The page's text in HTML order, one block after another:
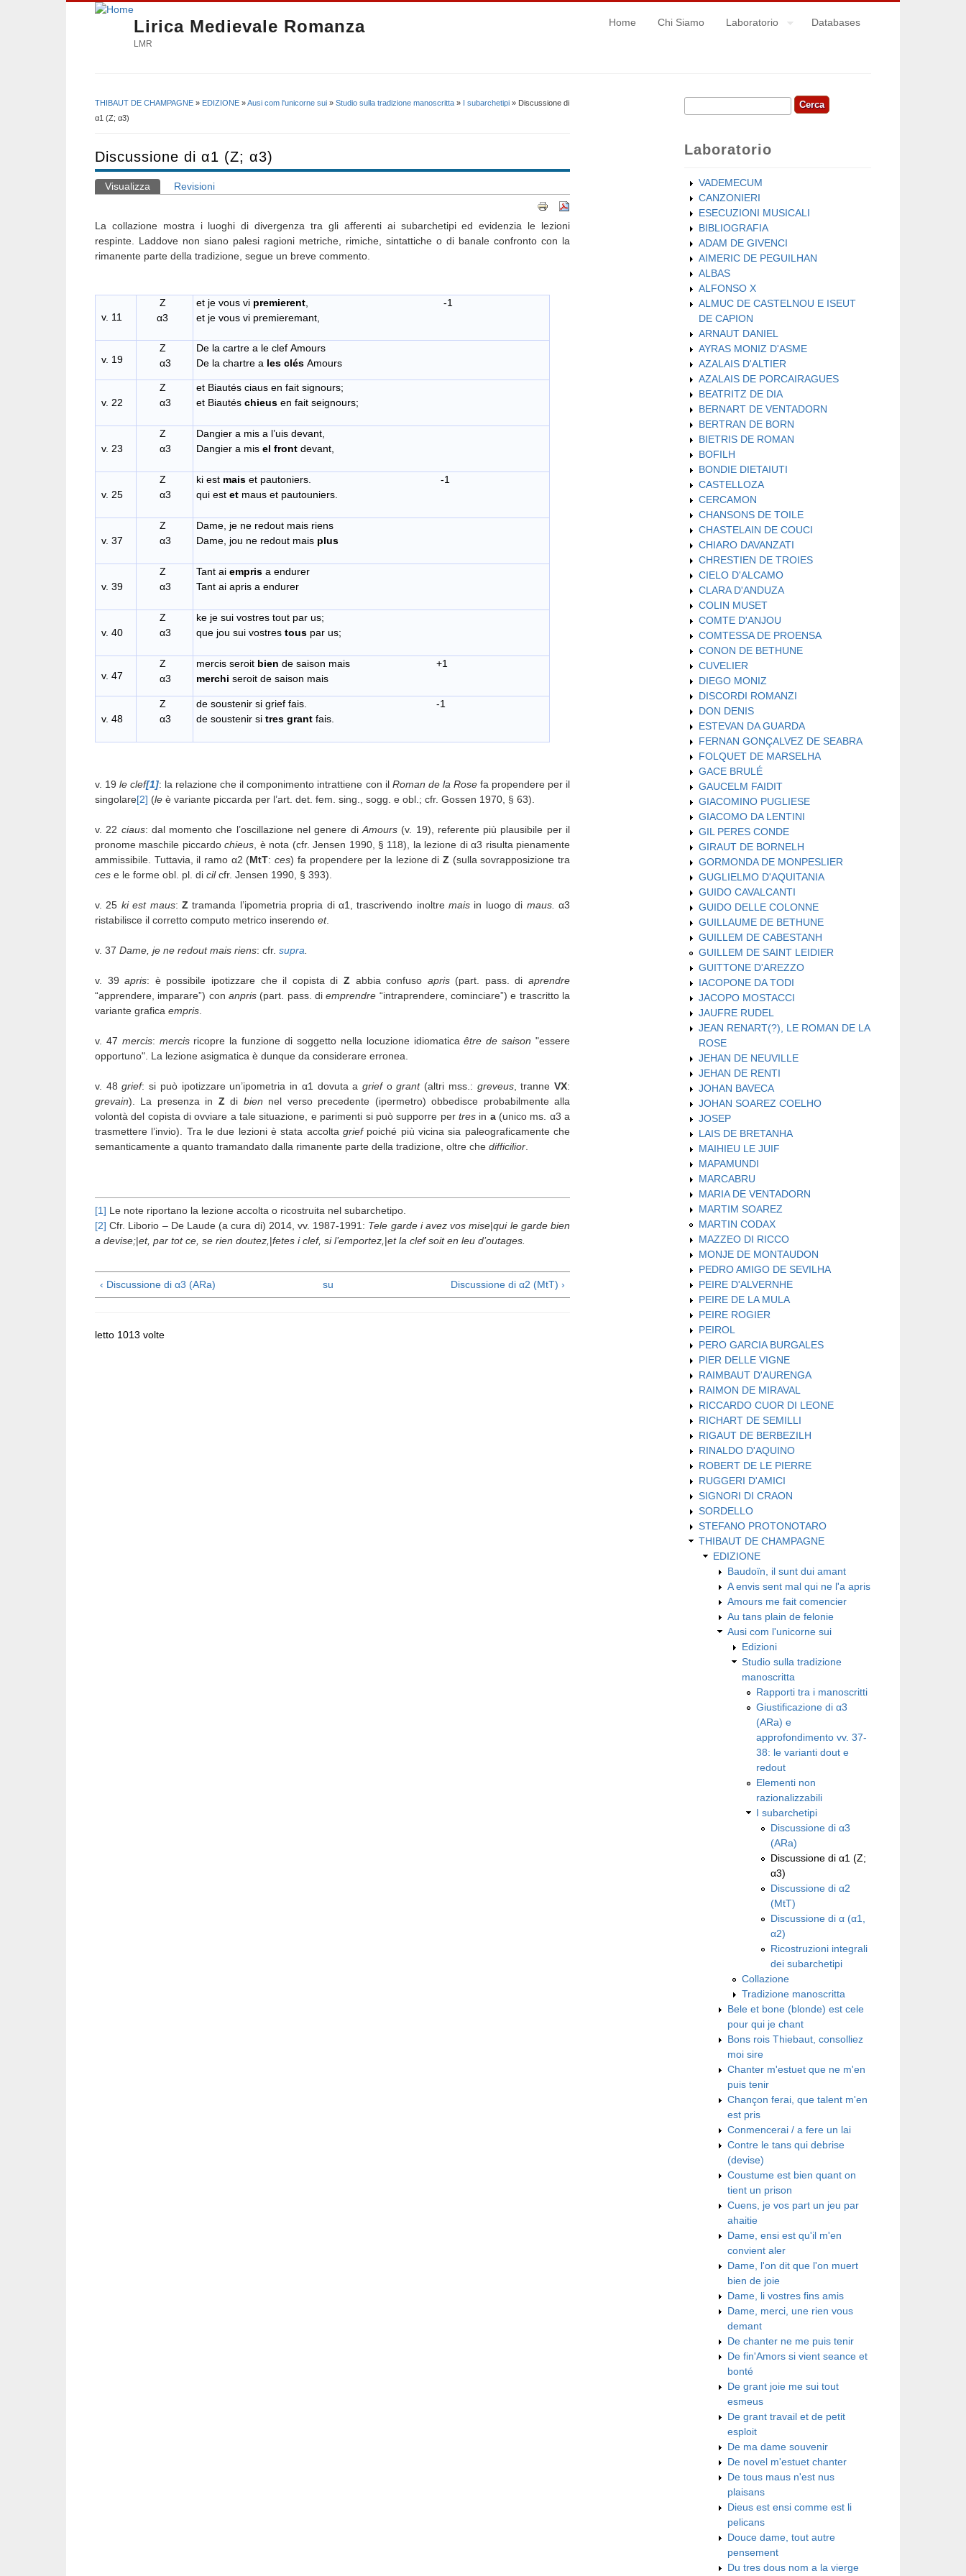
Lirica Medievale Romanza
LMR
Home Chi Siamo Laboratorio Databases
Tu sei qui
THIBAUT DE CHAMPAGNE » EDIZIONE »Ausi com l'unicorne sui » Studio sulla tradizione manoscritta » I subarchetipi » Discussione di
α1 (Z; α3)
Discussione di α1 (Z; α3)
Schede primarie
Visualizza (scheda attiva)
Revisioni
La collazione mostra i luoghi di divergenza tra gli afferenti ai subarchetipi ed evidenzia le lezioni
respinte. Laddove non siano palesi ragioni metriche, rimiche, sintattiche o di banale confronto con la
rimanente parte della tradizione, segue un breve commento.
v. 11
Z
α3
et je vous vi premierent, -1
et je vous vi premieremant,
v. 19
Z
α3
De la cartre a le clef Amours
De la chartre a les clés Amours
v. 22
Z
α3
et Biautés ciaus en fait signours;
et Biautés chieus en fait seignours;
v. 23
Z
α3
Dangier a mis a l’uis devant,
Dangier a mis el front devant,
v. 25
Z
α3
ki est mais et pautoniers. -1
qui est et maus et pautouniers.
v. 37
Z
α3
Dame, je ne redout mais riens
Dame, jou ne redout mais plus
v. 39
Z
α3
Tant ai empris a endurer
Tant ai apris a endurer
v. 40
Z
α3
ke je sui vostres tout par us;
que jou sui vostres tous par us;
v. 47
Z
α3
mercis seroit bien de saison mais +1
merchi seroit de saison mais
v. 48
Z
α3
de soustenir si grief fais. -1
de soustenir si tres grant fais.
v. 19le clef[1]: la relazione che il componimento intrattiene con il Roman de la Rose fa propendere per il
singolare[2] (le è variante piccarda per l’art. det. fem. sing., sogg. e obl.; cfr. Gossen 1970, § 63).
v. 22 ciaus: dal momento che l’oscillazione nel genere di Amours (v. 19), referente più plausibile per il
pronome maschile piccardochieus , è nota (cfr. Jensen 1990, § 118), la lezione di α3 risulta pienamente
ammissibile. Tuttavia, il ramo α2 (MtT:ces) fa propendere per la lezione di Z (sulla sovrapposizione tra
ces e le forme obl. pl. di cilcfr. Jensen 1990, § 393).
v. 25 ki est maus: Z tramanda l’ipometria propria di α1, trascrivendo inoltremais in luogo di maus. α3
ristabilisce il corretto computo metrico inserendo et.
v. 37 Dame, je ne redout mais riens: cfr. supra
v. 39apris: è possibile ipotizzare che il copista di Z abbia confuso apris (part. pass. diaprendre
“apprendere, imparare”) con anpris (part. pass. diemprendre “intraprendere, cominciare”) e trascritto la
variante grafica empris
v. 47 mercis: mercisricopre la funzione di soggetto nella locuzione idiomaticaȇtre de saison"essere
opportuno". La lezione asigmatica è dunque da considerare erronea.
v. 48grief: si può ipotizzare un’ipometria in α1 dovuta a grief ogrant(altri mss.: greveus, tranneVX:
grevain). La presenza in Z di bien nel verso precedente (ipermetro) obbedisce probabilmente alla
volontà del copista di ovviare a tale situazione, e parimenti si può supporre per tresin a (unico ms. α3 a
trasmettere l’invio). Tra le due lezioni è stata accolta grief poiché più vicina sia paleograficamente che
semanticamente a quanto tramandato dalla rimanente parte della tradizione, oltre che difficilior
[1] Le note riportano la lezione accolta o ricostruita nel subarchetipo.
[2] Cfr. Liborio – De Laude (a cura di) 2014, vv. 1987-1991: Tele garde i avez vos mise|qui le garde bien
a devise;|et, par tot ce, se rien doutez, |fetes i clef, si l’emportez, |et la clef soit en leu d’outages.
‹ Discussione di α3 (ARa) su Discussione di α2 (MtT) ›
letto 1013 volte
Form di ricerca
Cerca
Laboratorio
VADEMECUM
CANZONIERI
ESECUZIONI MUSICALI
BIBLIOGRAFIA
ADAM DE GIVENCI
AIMERIC DE PEGUILHAN
ALBAS
ALFONSO X
ALMUC DE CASTELNOU E ISEUT
DE CAPION
ARNAUT DANIEL
AYRAS MONIZ D'ASME
AZALAIS D'ALTIER
AZALAIS DE PORCAIRAGUES
BEATRITZ DE DIA
BERNART DE VENTADORN
BERTRAN DE BORN
BIETRIS DE ROMAN
BOFILH
BONDIE DIETAIUTI
CASTELLOZA
CERCAMON
CHANSONS DE TOILE
CHASTELAIN DE COUCI
CHIARO DAVANZATI
CHRESTIEN DE TROIES
CIELO D'ALCAMO
CLARA D'ANDUZA
COLIN MUSET
COMTE D'ANJOU
COMTESSA DE PROENSA
CONON DE BETHUNE
CUVELIER
DIEGO MONIZ
DISCORDI ROMANZI
DON DENIS
ESTEVAN DA GUARDA
FERNAN GONÇALVEZ DE SEABRA
FOLQUET DE MARSELHA
GACE BRULÉ
GAUCELM FAIDIT
GIACOMINO PUGLIESE
GIACOMO DA LENTINI
GIL PERES CONDE
GIRAUT DE BORNELH
GORMONDA DE MONPESLIER
GUGLIELMO D'AQUITANIA
GUIDO CAVALCANTI
GUIDO DELLE COLONNE
GUILLAUME DE BETHUNE
GUILLEM DE CABESTANH
GUILLEM DE SAINT LEIDIER
GUITTONE D'AREZZO
IACOPONE DA TODI
JACOPO MOSTACCI
JAUFRE RUDEL
JEAN RENART(?), LE ROMAN DE LA
ROSE
JEHAN DE NEUVILLE
JEHAN DE RENTI
JOHAN BAVECA
JOHAN SOAREZ COELHO
JOSEP
LAIS DE BRETANHA
MAIHIEU LE JUIF
MAPAMUNDI
MARCABRU
MARIA DE VENTADORN
MARTIM SOAREZ
MARTIN CODAX
MAZZEO DI RICCO
MONJE DE MONTAUDON
PEDRO AMIGO DE SEVILHA
PEIRE D'ALVERNHE
PEIRE DE LA MULA
PEIRE ROGIER
PEIROL
PERO GARCIA BURGALES
PIER DELLE VIGNE
RAIMBAUT D'AURENGA
RAIMON DE MIRAVAL
RICCARDO CUOR DI LEONE
RICHART DE SEMILLI
RIGAUT DE BERBEZILH
RINALDO D'AQUINO
ROBERT DE LE PIERRE
RUGGERI D'AMICI
SIGNORI DI CRAON
SORDELLO
STEFANO PROTONOTARO
THIBAUT DE CHAMPAGNE
EDIZIONE
Baudoïn, il sunt dui amant
A envis sent mal qui ne l'a apris
Amours me fait comencier
Au tans plain de felonie
Ausi com l'unicorne sui
Edizioni
Studio sulla tradizione
manoscritta
Rapporti tra i manoscritti
Giustificazione di α3
(ARa) e
approfondimento vv. 37-
38: le varianti dout e
redout
Elementi non
razionalizzabili
I subarchetipi
Discussione di α3
(ARa)
Discussione di α1 (Z;
α3)
Discussione di α2
(MtT)
Discussione di α (α1,
α2)
Ricostruzioni integrali
dei subarchetipi
Collazione
Tradizione manoscritta
Bele et bone (blonde) est cele
pour qui je chant
Bons rois Thiebaut, consolliez
moi sire
Chanter m'estuet que ne m'en
puis tenir
Chançon ferai, que talent m'en
est pris
Conmencerai / a fere un lai
Contre le tans qui debrise
(devise)
Coustume est bien quant on
tient un prison
Cuens, je vos part un jeu par
ahaitie
Dame, ensi est qu'il m'en
convient aler
Dame, l'on dit que l'on muert
bien de joie
Dame, li vostres fins amis
Dame, merci, une rien vous
demant
De chanter ne me puis tenir
De fin'Amors si vient seance et
bonté
De grant joie me sui tout
esmeus
De grant travail et de petit
esploit
De ma dame souvenir
De novel m'estuet chanter
De tous maus n'est nus
plaisans
Dieus est ensi comme est li
pelicans
Douce dame, tout autre
pensement
Du tres dous nom a la vierge